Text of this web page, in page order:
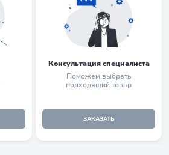
Консультация специалиста
Поможем выбрать
подходящий товар
ЗАКАЗАТЬ